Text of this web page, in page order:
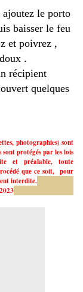
le porto
baisser le feu
et poivrez ,
.
récipient
quelques
photographies) sont
protégés par les lois
et préalable, toute
que ce soit, pour
interdite.